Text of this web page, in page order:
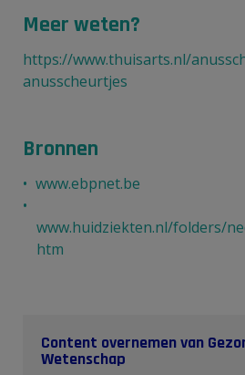
Meer weten?
https://www.thuisarts.nl/
anusscheurtjes
Bronnen
www.ebpnet.be
www.huidziekten.nl/folders/
htm
Content overnemen van
Wetenschap